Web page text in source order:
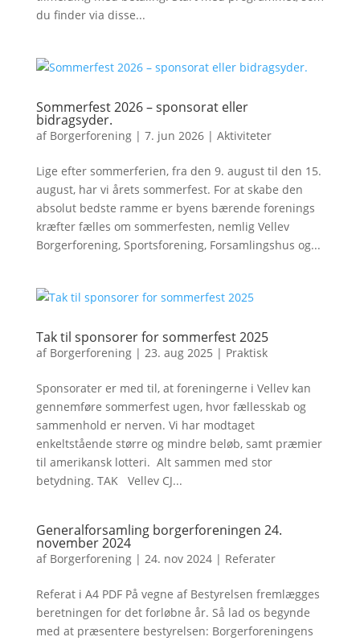
du finder via disse...
Sommerfest 2026 – sponsorat eller
bidragsyder.
af Borgerforening| 7. jun 2026| Aktiviteter
Lige efter sommerferien, fra den 9. august til den 15.
august, har vi årets sommerfest. For at skabe den
absolut bedste ramme er byens bærende forenings
kræfter fælles om sommerfesten, nemlig Vellev
Borgerforening, Sportsforening, Forsamlingshus og...
Tak til sponsorer for sommerfest 2025
af Borgerforening| 23. aug 2025 | Praktisk
Sponsorater er med til, at foreningerne i Vellev kan
gennemføre sommerfest ugen, hvor fællesskab og
sammenhold er nerven. Vi har modtaget
enkeltstående større og mindre beløb, samt præmier
til amerikansk lotteri. Alt sammen med stor
betydning. TAK Vellev CJ...
Generalforsamling borgerforeningen 24.
november 2024
af Borgerforening| 24. nov 2024| Referater
Referat i A4 PDF På vegne af Bestyrelsen fremlægges
beretningen for det forløbne år. Så lad os begynde
med at præsentere bestyrelsen: Borgerforeningens